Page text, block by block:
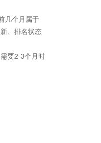
几个月属于
、排名状态
要2-3个月时